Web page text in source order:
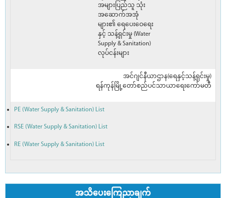
အများပြည်သူ သုံး
အဆောက်အအုံ
များ၏ ရေပေးဝေရေး
နှင့် သန့်ရှင်းမှု (Water
Supply & Sanitation)
လုပ်ငန်းများ
အင်ဂျင်နီယာဌာန(ရေနှင့်သန့်ရှင်းမှု)
ရန်ကုန်မြို့တော်စည်ပင်သာယာရေးကော်မတီ
PE (Water Supply & Sanitation) List
RSE (Water Supply & Sanitation) List
RE (Water Supply & Sanitation) List
အသိပေးကြေညာချက်